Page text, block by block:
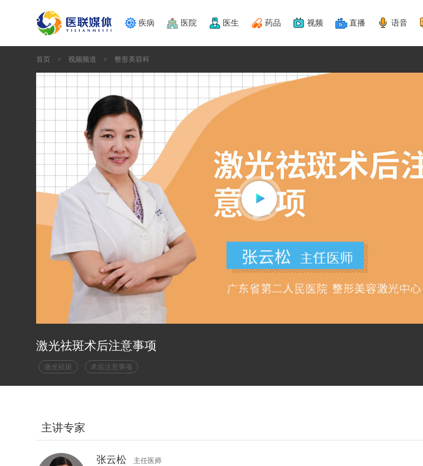
疾病 医院 医生 药品 视频 直播 语音
首页 > 视频频道 > 整形美容科
激光祛斑术后注意事项
激光祛斑 术后注意事项
主讲专家
张云松
主任医师